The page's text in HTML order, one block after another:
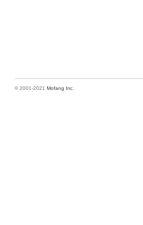
© 2001-2021 Mofang Inc.